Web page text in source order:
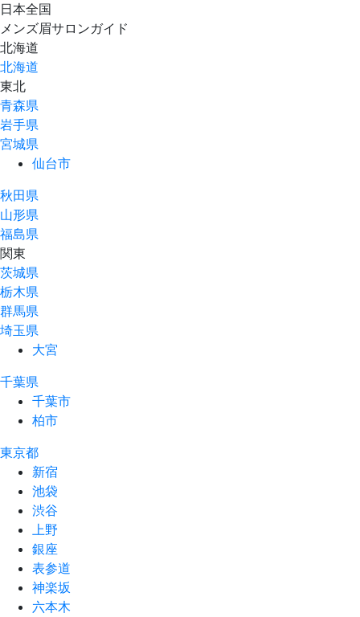
⽇本全国
メンズ眉サロンガイド
北海道
北海道
東北
青森県
岩手県
宮城県
仙台市
秋田県
山形県
福島県
関東
茨城県
栃木県
群馬県
埼玉県
大宮
千葉県
千葉市
柏市
東京都
新宿
池袋
渋谷
上野
銀座
表参道
神楽坂
六本木